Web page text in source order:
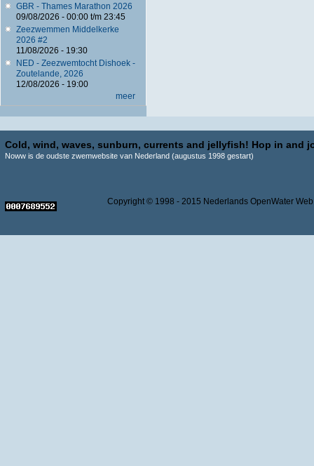
GBR - Thames Marathon 2026
09/08/2026 - 00:00t/m 23:45
Zeezwemmen Middelkerke
2026 #2
11/08/2026 - 19:30
NED - Zeezwemtocht Dishoek -
Zoutelande, 2026
12/08/2026 - 19:00
meer
Cold, wind, waves, sunburn, currents and jellyfish! Hop in and
Noww is de oudste zwemwebsite van Nederland (augustus 1998 gestart)
Copyright © 1998 - 2015 Nederlands OpenWater